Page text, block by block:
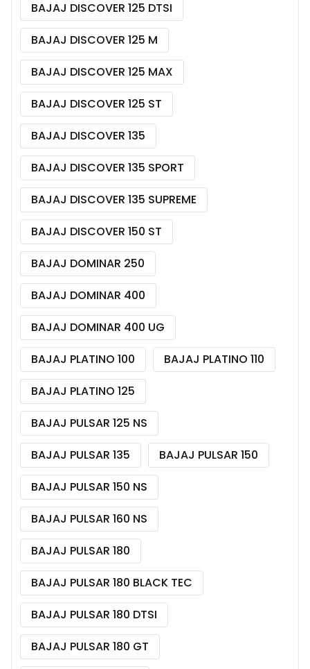
BAJAJ DISCOVER 125 DTSI
BAJAJ DISCOVER 125 M
BAJAJ DISCOVER 125 MAX
BAJAJ DISCOVER 125 ST
BAJAJ DISCOVER 135
BAJAJ DISCOVER 135 SPORT
BAJAJ DISCOVER 135 SUPREME
BAJAJ DISCOVER 150 ST
BAJAJ DOMINAR 250
BAJAJ DOMINAR 400
BAJAJ DOMINAR 400 UG
BAJAJ PLATINO 100
BAJAJ PLATINO 110
BAJAJ PLATINO 125
BAJAJ PULSAR 125 NS
BAJAJ PULSAR 135
BAJAJ PULSAR 150
BAJAJ PULSAR 150 NS
BAJAJ PULSAR 160 NS
BAJAJ PULSAR 180
BAJAJ PULSAR 180 BLACK TEC
BAJAJ PULSAR 180 DTSI
BAJAJ PULSAR 180 GT